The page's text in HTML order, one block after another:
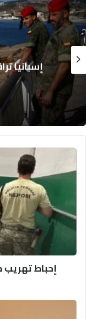
وزارة
إحباط
الكوكايين
إلى
المغرب
برازيلي
إحباط
هيام